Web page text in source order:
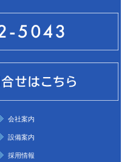
会社案内
設備案内
採用情報